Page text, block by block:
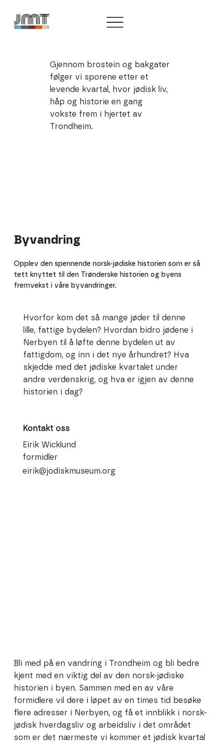
Kontakt oss
Eirik Wicklund
formidler
eirik@jodiskmuseum.org
Hvorfor kom det så mange jøder til denne
lille, fattige bydelen? Hvordan bidro jødene i
Nerbyen til å løfte denne bydelen ut av
fattigdom, og inn i det nye århundret? Hva
skjedde med det jødiske kvartalet under
andre verdenskrig, og hva er igjen av denne
historien i dag?
Gjennom brostein og bakgater
følger vi sporene etter et
levende kvartal, hvor jødisk liv,
håp og historie en gang
vokste frem i hjertet av
Trondheim.
Byvandring
Opplev den spennende norsk-jødiske historien som er så
tett knyttet til den Trønderske historien og byens
fremvekst i våre byvandringer.
Bli med på en vandring i Trondheim og bli bedre
kjent med en viktig del av den norsk-jødiske
historien i byen. Sammen med en av våre
formidlere vil dere i løpet av en times tid besøke
flere adresser i Nerbyen, og få et innblikk i norsk-
jødisk hverdagsliv og arbeidsliv i det området
som er det nærmeste vi kommer et jødisk kvartal